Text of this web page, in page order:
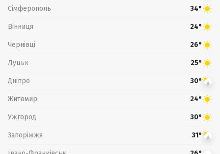
Сімферополь 34°
Вінниця 24°
Чернівці 26°
Луцьк 25°
Дніпро 30°
Житомир 24°
Ужгород 30°
Запоріжжя 31°